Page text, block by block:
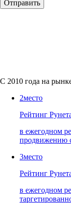
С 2010 года на
2место
Рейтинг
в ежегодном
продвижению
3место
Рейтинг
в ежегодном